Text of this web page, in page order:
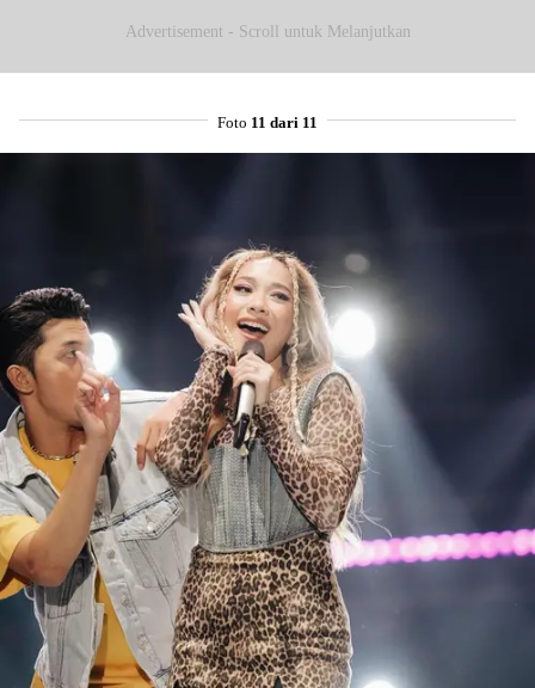
Advertisement - Scroll untuk Melanjutkan
Foto 11 dari 11